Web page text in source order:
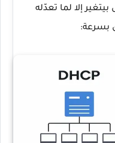
إلا لما تعدّله
بسرعة: